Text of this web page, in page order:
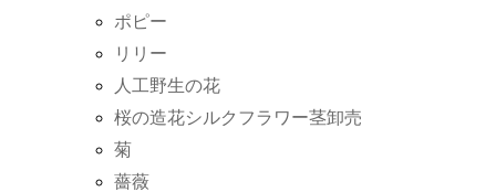
ポピー
リリー
人工野生の花
桜の造花シルクフラワー茎卸売
菊
薔薇